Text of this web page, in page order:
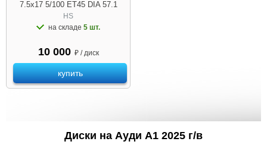
7.5x17 5/100 ET45 DIA 57.1
HS
на складе 5 шт.
10 000 ₽ / диск
купить
Диски на Ауди A1 2025 г/в